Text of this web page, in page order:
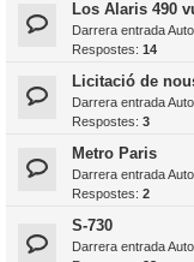
Los Alaris 490
Darrera entrada
Respostes: 14
Licitació de
Darrera entrada
Respostes: 3
Metro Paris
Darrera entrada
Respostes: 2
S-730
Darrera entrada